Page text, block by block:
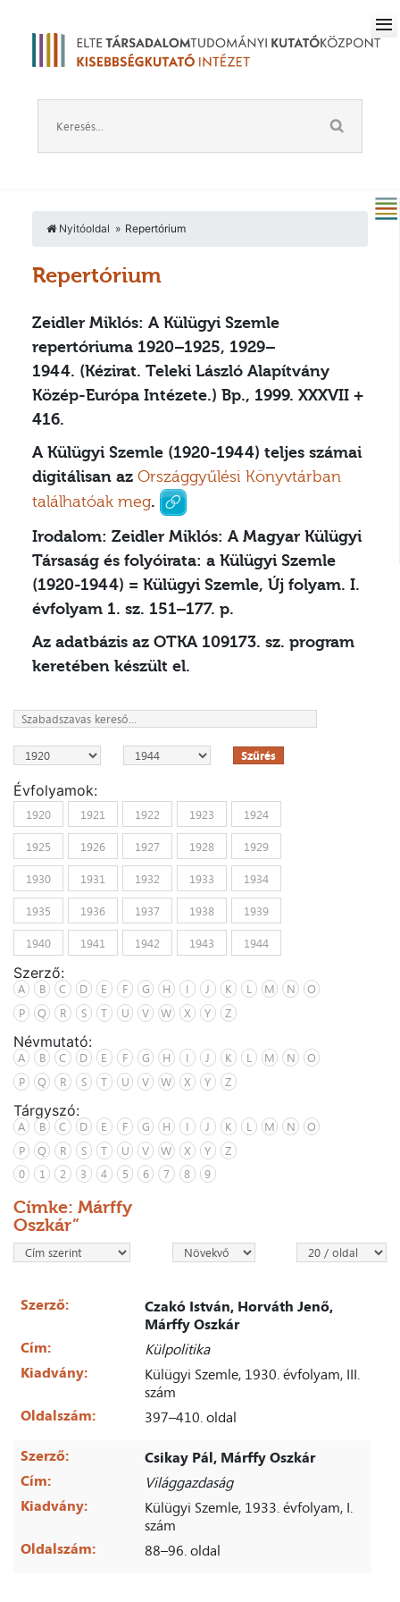
Nyitóoldal Repertórium
Repertórium
Zeidler Miklós: A Külügyi Szemle
repertóriuma 1920–1925, 1929–
1944. (Kézirat. Teleki László Alapítvány
Közép-Európa Intézete.) Bp., 1999. XXXVII +
416.
A Külügyi Szemle (1920-1944) teljes számai
digitálisan az Országgyűlési Könyvtárban
találhatóak meg.
Irodalom: Zeidler Miklós: A Magyar Külügyi
Társaság és folyóirata: a Külügyi Szemle
(1920-1944) = Külügyi Szemle, Új folyam. I.
évfolyam 1. sz. 151–177. p.
Az adatbázis az OTKA 109173. sz. program
keretében készült el.
Szűrés
Évfolyamok:
1920 1921 1922 1923
1924
1925
1926 1927 1928
1929
1930
1931 1932 1933
1934
1935
1936 1937 1938
1939
1940
1941 1942 1943 1944
Szerző:
A B C D E F G H I J K L M N
O
P
Q R S T U V W X Y Z
Névmutató:
A B C D E F G H I J K L M N
O
P
Q R S T U V W X Y Z
Tárgyszó:
A B C D E F G H I J K L M N
O
P
Q R S T U V W X Y
Z
0
1 2 3 4 5 6 7 8 9
Címke: Márffy
Oszkár”
Szerző:
Czakó István, Horváth Jenő,
Márffy Oszkár
Cím:
Külpolitika
Kiadvány:
Külügyi Szemle, 1930. évfolyam, III.
szám
Oldalszám:
397–410. oldal
Szerző:
Csikay Pál, Márffy Oszkár
Cím:
Világgazdaság
Kiadvány:
Külügyi Szemle, 1933. évfolyam, I.
szám
Oldalszám:
88–96. oldal